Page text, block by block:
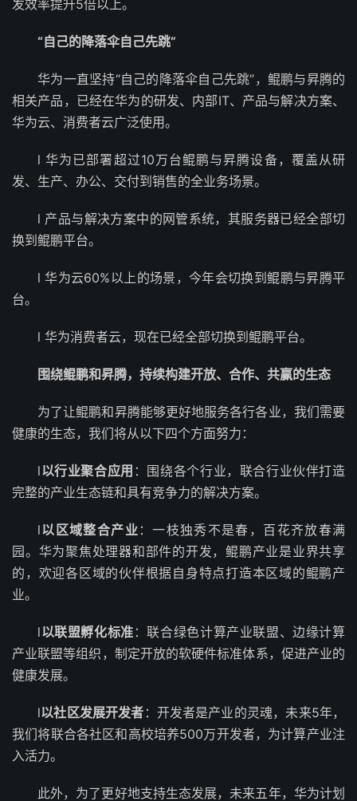
发效率提升5倍以上。
“自己的降落伞自己先跳”
华为一直坚持“自己的降落伞自己先跳”，鲲鹏与昇腾的
相关产品，已经在华为的研发、内部IT、产品与解决方案、
华为云、消费者云广泛使用。
l 华为已部署超过10万台鲲鹏与昇腾设备，覆盖从研
发、生产、办公、交付到销售的全业务场景。
l 产品与解决方案中的网管系统，其服务器已经全部切
换到鲲鹏平台。
l 华为云60%以上的场景，今年会切换到鲲鹏与昇腾平
台。
l 华为消费者云，现在已经全部切换到鲲鹏平台。
围绕鲲鹏和昇腾，持续构建开放、合作、共赢的生态
为了让鲲鹏和昇腾能够更好地服务各行各业，我们需要
健康的生态，我们将从以下四个方面努力：
l以行业聚合应用 ：围绕各个行业，联合行业伙伴打造
完整的产业生态链和具有竞争力的解决方案。
l以区域整合产业 ：一枝独秀不是春，百花齐放春满
园。华为聚焦处理器和部件的开发，鲲鹏产业是业界共享
的，欢迎各区域的伙伴根据自身特点打造本区域的鲲鹏产
业。
l以联盟孵化标准 ：联合绿色计算产业联盟、边缘计算
产业联盟等组织，制定开放的软硬件标准体系，促进产业的
健康发展。
l以社区发展开发者 ：开发者是产业的灵魂，未来5年，
我们将联合各社区和高校培养500万开发者，为计算产业注
入活力。
此外，为了更好地支持生态发展，未来五年，华为计划